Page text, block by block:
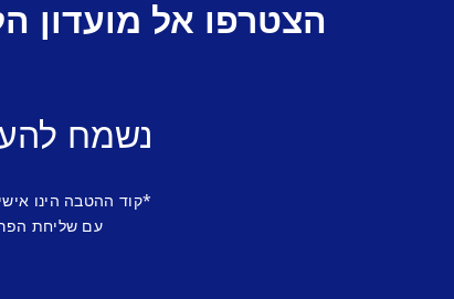
הצטרפו אל מועדון
נשמח
*קוד ההטבה הינו
עם שליחת